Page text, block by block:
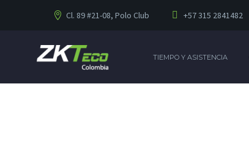
Cl. 89 #21-08, Polo Club +57 315 2841482
TIEMPO Y ASISTENCIA